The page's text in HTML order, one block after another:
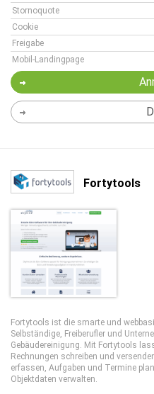
Stornoquote
Cookie
Freigabe
Mobil-Landingpage
Fortytools
Fortytools ist die smarte und
Selbständige, Freiberufler und
Gebäudereinigung. Mit Fortytools
Rechnungen schreiben und
erfassen, Aufgaben und Termine
Objektdaten verwalten.